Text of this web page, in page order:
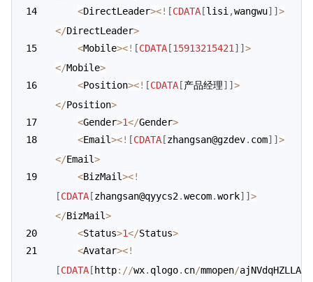
<DirectLeader><! [CDATA [lisi ,wangwu] ] >
</DirectLeader>
<Mobile><! [CDATA [15913215421 ] ] >
</Mobile>
<Position><! [CDATA [产品经理] ] >
</Position>
<Gender>1</Gender>
<Email><! [CDATA [zhangsan@gzdev. com] ] >
</Email>
<BizMail><!
[CDATA [zhangsan@qyycs2.wecom.work] ] >
</BizMail>
<Status>1</Status>
<Avatar><!
[CDATA [ http: //wx. qlogo. cn/mmopen/